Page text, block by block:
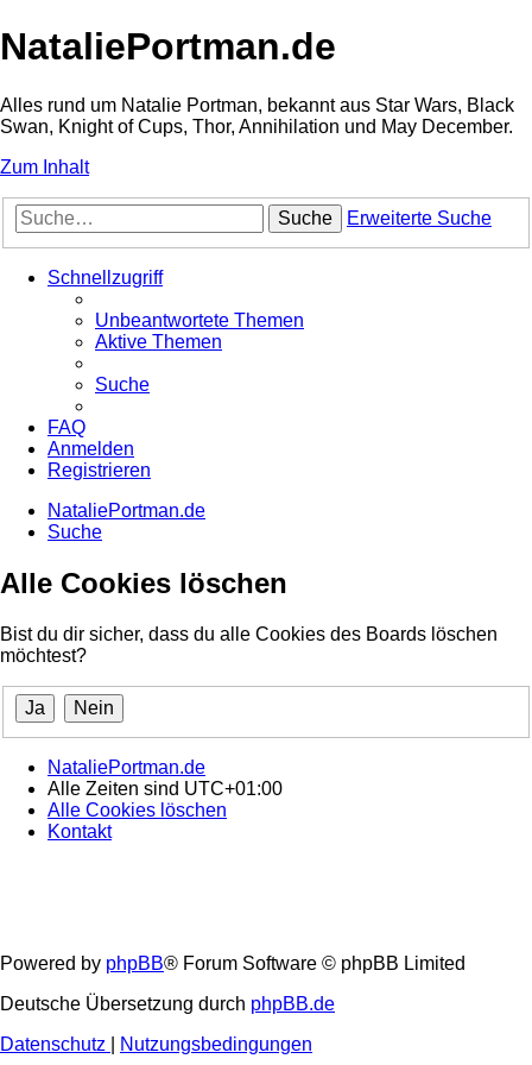
NataliePortman.de
Alles rund um Natalie Portman, bekannt aus Star Wars, Black
Swan, Knight of Cups, Thor, Annihilation und May December.
Zum Inhalt
Suche Erweiterte Suche
Schnellzugriff
Unbeantwortete Themen
Aktive Themen
Suche
FAQ
Anmelden
Registrieren
NataliePortman.de
Suche
Alle Cookies löschen
Bist du dir sicher, dass du alle Cookies des Boards löschen
möchtest?
NataliePortman.de
Alle Zeiten sind UTC+01:00
Alle Cookies löschen
Kontakt
Powered by phpBB® Forum Software © phpBB Limited
Deutsche Übersetzung durch phpBB.de
Datenschutz
Nutzungsbedingungen